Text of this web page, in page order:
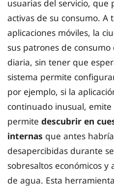
usuarias del servicio, que
activas de su consumo. A
aplicaciones móviles, la
sus patrones de
diaria, sin tener que
sistema permite
por ejemplo, si la
continuado inusual,
permite descubrir en
internas que antes
desapercibidas durante
sobresaltos económicos
de agua. Esta